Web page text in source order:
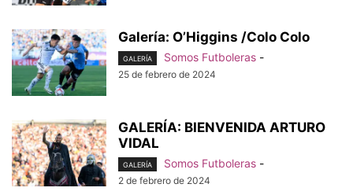
Galería: O’Higgins /Colo Colo
GALERÍA Somos Futboleras -
25 de febrero de 2024
GALERÍA: BIENVENIDA ARTURO
VIDAL
GALERÍA Somos Futboleras -
2 de febrero de 2024